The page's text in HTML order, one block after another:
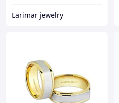
Larimar jewelry